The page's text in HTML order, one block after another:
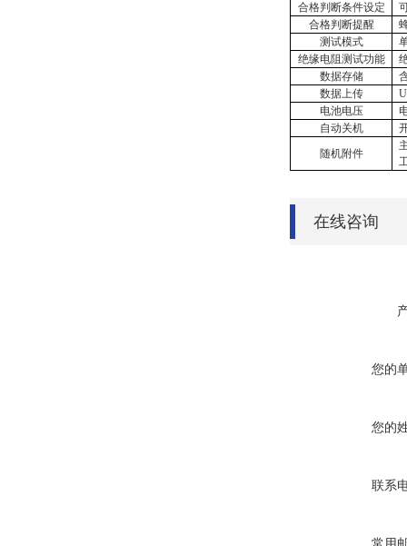
合格判断条件设定
合格判断提醒
测试模式
绝缘电阻测试功能
数据存储
数据上传
电池电压
自动关机
随机附件
在线咨询
您的
您的
联系